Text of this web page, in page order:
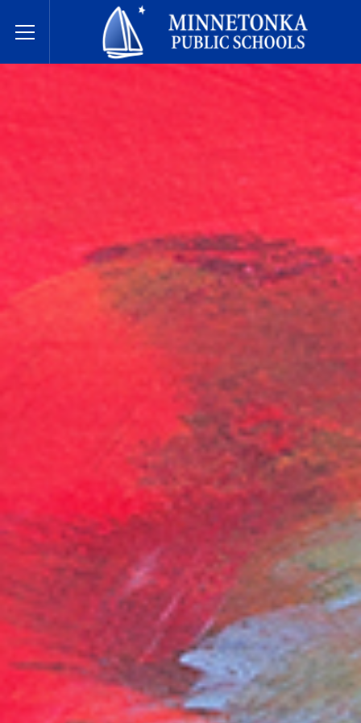
Toggle Menu
Écoles publiques de Minnetonka